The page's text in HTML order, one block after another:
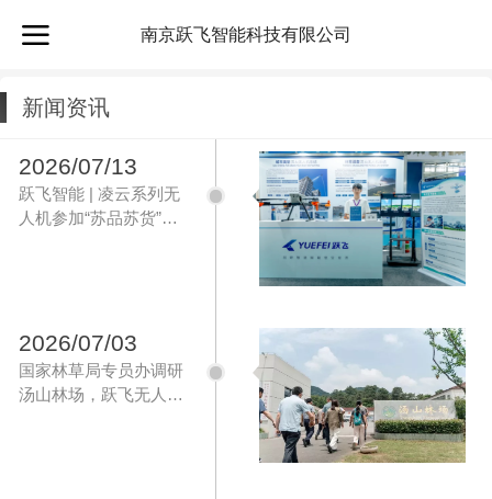
南京跃飞智能科技有限公司
新闻资讯
2026/07/13
跃飞智能 | 凌云系列无
人机参加“苏品苏货”智
2026/07/03
国家林草局专员办调研
汤山林场，跃飞无人机